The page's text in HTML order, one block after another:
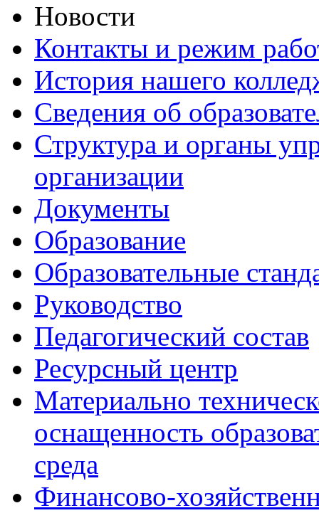
Новости
Контакты и режим
История нашего
Сведения об
Структура и органы
организации
Документы
Образование
Образовательные
Руководство
Педагогический состав
Ресурсный центр
Материально
оснащенность
среда
Финансово-